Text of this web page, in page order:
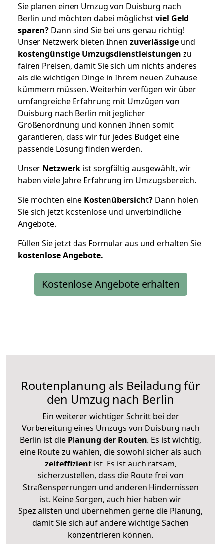
Sie planen einen Umzug von Duisburg nach
Berlin und möchten dabei möglichstviel Geld
sparen? Dann sind Sie bei uns genau richtig!
Unser Netzwerk bieten Ihnen zuverlässige und
kostengünstige Umzugsdienstleistungen zu
fairen Preisen, damit Sie sich um nichts anderes
als die wichtigen Dinge in Ihrem neuen Zuhause
kümmern müssen. Weiterhin verfügen wir über
umfangreiche Erfahrung mit Umzügen von
Duisburg nach Berlin mit jeglicher
Größenordnung und können Ihnen somit
garantieren, dass wir für jedes Budget eine
passende Lösung finden werden.
Unser Netzwerk ist sorgfältig ausgewählt, wir
haben viele Jahre Erfahrung im Umzugsbereich.
Sie möchten eine Kostenübersicht? Dann holen
Sie sich jetzt kostenlose und unverbindliche
Angebote.
Füllen Sie jetzt das Formular aus und erhalten Sie
kostenloseAngebote.
Kostenlose Angebote erhalten
Routenplanung als Beiladung für
den Umzug nach Berlin
Ein weiterer wichtiger Schritt bei der
Vorbereitung eines Umzugs von Duisburg nach
Berlin ist die Planung der Routen. Es ist wichtig,
eine Route zu wählen, die sowohl sicher als auch
zeiteffizientist. Es ist auch ratsam,
sicherzustellen, dass die Route frei von
Straßensperrungen und anderen Hindernissen
ist. Keine Sorgen, auch hier haben wir
Spezialisten und übernehmen gerne die Planung,
damit Sie sich auf andere wichtige Sachen
konzentrieren können.